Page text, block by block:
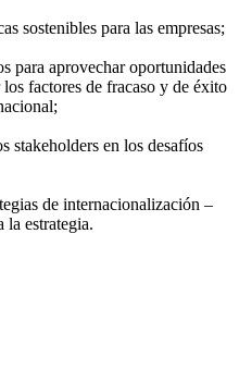
sostenibles para las empresas;
para aprovechar oportunidades
factores de fracaso y de éxito
stakeholders en los desafíos
de internacionalización –
la estrategia.